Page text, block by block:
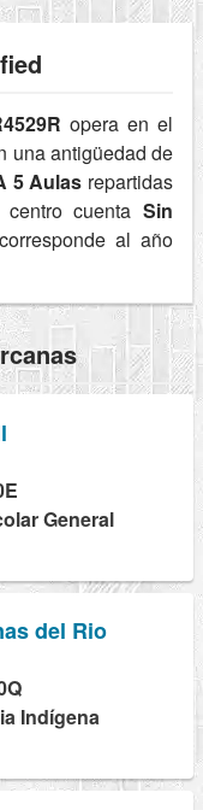
opera en el
una antigüedad de
5 Aulas repartidas
cuenta Sin
al año
General
del Rio
Indígena